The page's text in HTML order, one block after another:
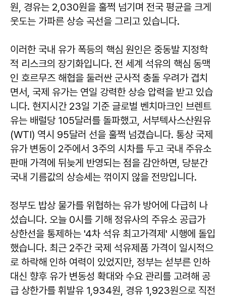
원, 경유는 2,030원을 훌쩍 넘기며 전국 평균을 크게
웃도는 가파른 상승 곡선을 그리고 있습니다.
이러한 국내 유가 폭등의 핵심 원인은 중동발 지정학
적 리스크의 장기화입니다. 전 세계 석유의 핵심 동맥
인 호르무즈 해협을 둘러싼 군사적 충돌 우려가 겹치
면서, 국제 유가는 연일 강력한 상승 압력을 받고 있습
니다. 현지시간 23일 기준 글로벌 벤치마크인 브렌트
유는 배럴당 105달러를 돌파했고, 서부텍사스산원유
(WTI) 역시 95달러 선을 훌쩍 넘겼습니다. 통상 국제
유가 변동이 2주에서 3주의 시차를 두고 국내 주유소
판매 가격에 뒤늦게 반영되는 점을 감안하면, 당분간
국내 기름값의 상승세는 꺾이지 않을 전망입니다.
정부도 밥상 물가를 위협하는 유가 방어에 다급히 나
섰습니다. 오늘 0시를 기해 정유사의 주유소 공급가
상한선을 통제하는 '4차 석유 최고가격제' 시행에 돌입
했습니다. 최근 2주간 국제 석유제품 가격이 일시적으
로 하락해 인하 여력이 있었지만, 정부는 섣부른 인하
대신 향후 유가 변동성 확대와 수요 관리를 고려해 공
급 상한가를 휘발유 1,934원, 경유 1,923원으로 직전